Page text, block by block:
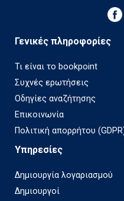
Γενικές πληροφορίες
Τι είναι το bookpoint
Συχνές ερωτήσεις
Οδηγίες αναζήτησης
Επικοινωνία
Πολιτική απορρήτου
Υπηρεσίες
Δημιουργία λογαριασμού
Δημιουργοί